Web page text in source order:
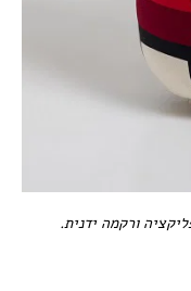
אפליקציה ורקמה ידנית.